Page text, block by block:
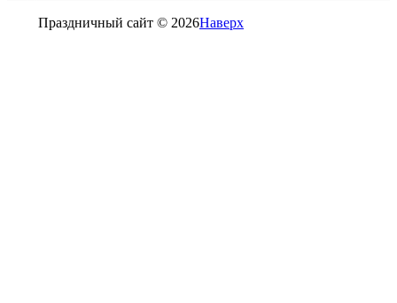
Праздничный сайт © 2026Наверх